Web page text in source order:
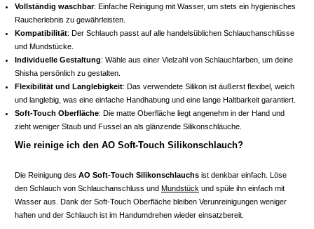
Vollständig waschbar: Einfache Reinigung mit Wasser, um stets ein hygienisches
Raucherlebnis zu gewährleisten.
Kompatibilität: Der Schlauch passt auf alle handelsüblichen Schlauchanschlüsse
und Mundstücke.
Individuelle Gestaltung: Wähle aus einer Vielzahl von Schlauchfarben, um deine
Shisha persönlich zu gestalten.
Flexibilität und Langlebigkeit: Das verwendete Silikon ist äußerst flexibel, weich
und langlebig, was eine einfache Handhabung und eine lange Haltbarkeit garantiert.
Soft-Touch Oberfläche: Die matte Oberfläche liegt angenehm in der Hand und
zieht weniger Staub und Fussel an als glänzende Silikonschläuche.
Wie reinige ich den AO Soft-Touch Silikonschlauch?
Die Reinigung des AO Soft-Touch Silikonschlauchs ist denkbar einfach. Löse
den Schlauch von Schlauchanschluss und Mundstück und spüle ihn einfach mit
Wasser aus. Dank der Soft-Touch Oberfläche bleiben Verunreinigungen weniger
haften und der Schlauch ist im Handumdrehen wieder einsatzbereit.